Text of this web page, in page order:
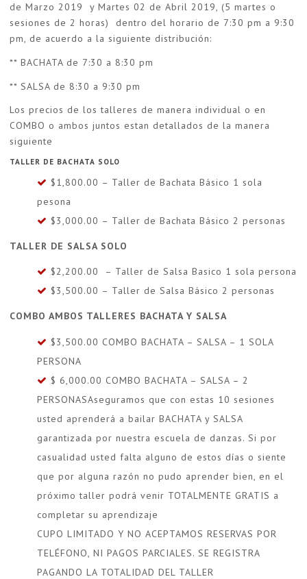
de Marzo 2019 y Martes 02 de Abril 2019, (5 martes o
sesiones de 2 horas) dentro del horario de 7:30 pm a 9:30
pm, de acuerdo a la siguiente distribución:
** BACHATA de 7:30 a 8:30 pm
** SALSA de 8:30 a 9:30 pm
Los precios de los talleres de manera individual o en
COMBO o ambos juntos estan detallados de la manera
siguiente
TALLER DE BACHATA SOLO
$1,800.00 – Taller de Bachata Básico 1 sola
pesona
$3,000.00 – Taller de Bachata Básico 2 personas
TALLER DE SALSA SOLO
$2,200.00 – Taller de Salsa Basico 1 sola persona
$3,500.00 – Taller de Salsa Básico 2 personas
COMBO AMBOS TALLERES BACHATA Y SALSA
$3,500.00 COMBO BACHATA – SALSA – 1 SOLA
PERSONA
$ 6,000.00 COMBO BACHATA – SALSA – 2
PERSONASAseguramos que con estas 10 sesiones
usted aprenderá a bailar BACHATA y SALSA
garantizada por nuestra escuela de danzas. Si por
casualidad usted falta alguno de estos días o siente
que por alguna razón no pudo aprender bien, en el
próximo taller podrá venir TOTALMENTE GRATIS a
completar su aprendizaje
CUPO LIMITADO Y NO ACEPTAMOS RESERVAS POR
TELÉFONO, NI PAGOS PARCIALES. SE REGISTRA
PAGANDO LA TOTALIDAD DEL TALLER